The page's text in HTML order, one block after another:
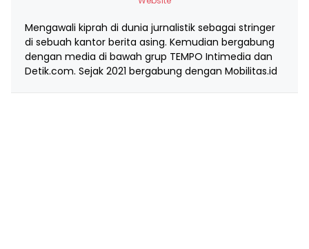
Mengawali kiprah di dunia jurnalistik sebagai stringer
di sebuah kantor berita asing. Kemudian bergabung
dengan media di bawah grup TEMPO Intimedia dan
Detik.com. Sejak 2021 bergabung dengan Mobilitas.id